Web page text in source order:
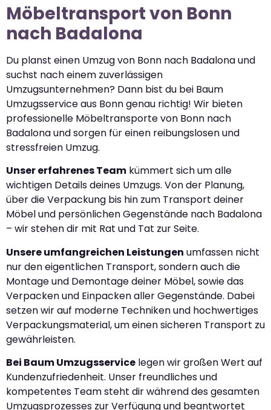
Möbeltransport von Bonn
nach Badalona
Du planst einen Umzug von Bonn nach Badalona und
suchst nach einem zuverlässigen
Umzugsunternehmen? Dann bist du bei Baum
Umzugsservice aus Bonn genau richtig! Wir bieten
professionelle Möbeltransporte von Bonn nach
Badalona und sorgen für einen reibungslosen und
stressfreien Umzug.
Unser erfahrenes Team kümmert sich um alle
wichtigen Details deines Umzugs. Von der Planung,
über die Verpackung bis hin zum Transport deiner
Möbel und persönlichen Gegenstände nach Badalona
– wir stehen dir mit Rat und Tat zur Seite.
Unsere umfangreichen Leistungen umfassen nicht
nur den eigentlichen Transport, sondern auch die
Montage und Demontage deiner Möbel, sowie das
Verpacken und Einpacken aller Gegenstände. Dabei
setzen wir auf moderne Techniken und hochwertiges
Verpackungsmaterial, um einen sicheren Transport zu
gewährleisten.
Bei Baum Umzugsservice legen wir großen Wert auf
Kundenzufriedenheit. Unser freundliches und
kompetentes Team steht dir während des gesamten
Umzugsprozesses zur Verfügung und beantwortet